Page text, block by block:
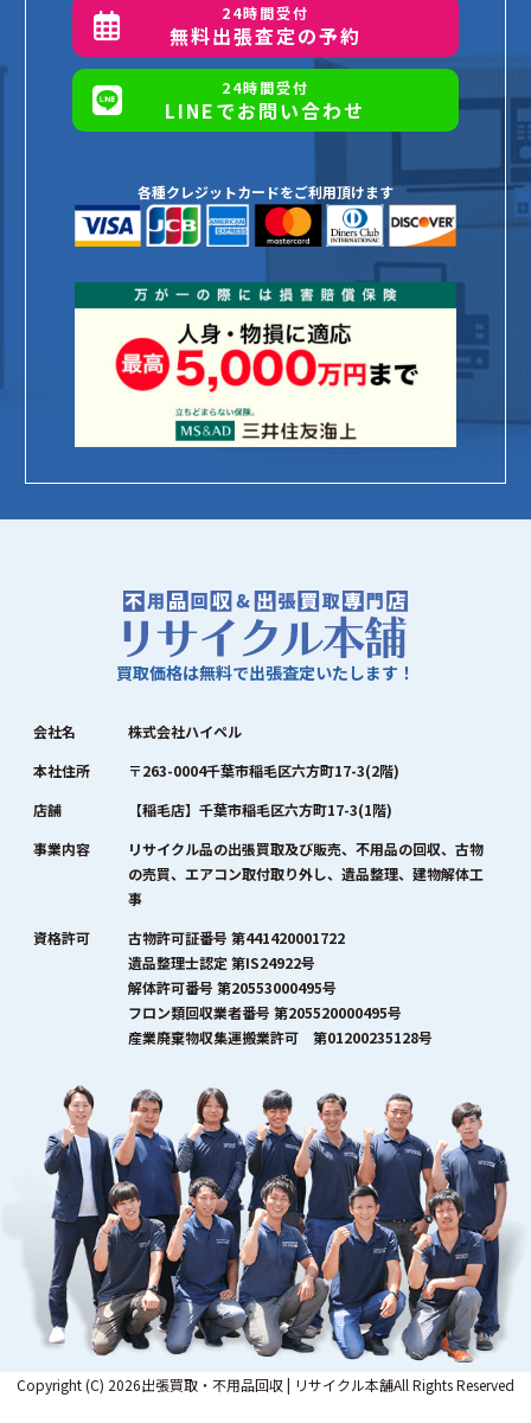
24時間受付
無料出張査定の予約
24時間受付
LINEでお問い合わせ
各種クレジットカードをご利用頂けます
買取価格は無料で出張査定いたします！
会社名
株式会社ハイペル
本社住所
〒263-0004千葉市稲毛区六方町17-3(2階)
店舗
【稲毛店】千葉市稲毛区六方町17-3(1階)
事業内容
リサイクル品の出張買取及び販売、不用品の回収、古物
の売買、エアコン取付取り外し、遺品整理、建物解体工
事
資格許可
古物許可証番号 第441420001722
遺品整理士認定 第IS24922号
解体許可番号 第20553000495号
フロン類回収業者番号 第205520000495号
産業廃棄物収集運搬業許可 第01200235128号
Copyright (C) 2026出張買取・不用品回収 | リサイクル本舗All Rights Reserved